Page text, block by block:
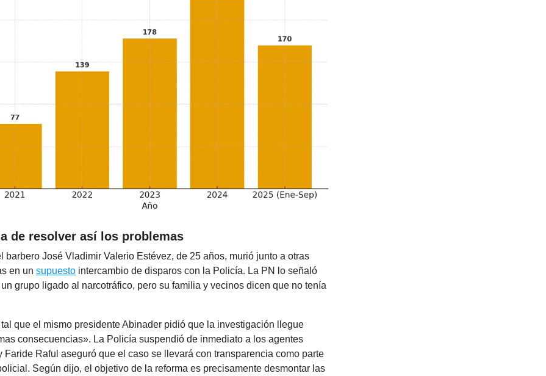
de resolver así los problemas
barbero José Vladimir Valerio Estévez, de 25 años, murió junto a otras
en un supuesto intercambio de disparos con la Policía. La PN lo señaló
grupo ligado al narcotráfico, pero su familia y vecinos dicen que no tenía
tal que el mismo presidente Abinader pidió que la investigación llegue
consecuencias». La Policía suspendió de inmediato a los agentes
Faride Raful aseguró que el caso se llevará con transparencia como parte
Según dijo, el objetivo de la reforma es precisamente desmontar las